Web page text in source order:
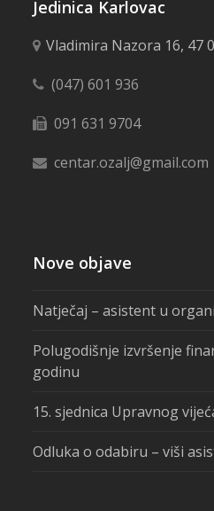
Jedinica Karlovac
Vladimira Nazora 16, 47
(047) 601 936
091 631 9704
centar.ozalj@gmail.com
Nove objave
Natječaj – asistent u
Polugodišnje izvršenje
godinu
15. sjednica Upravnog
Odluka o odabiru – viši